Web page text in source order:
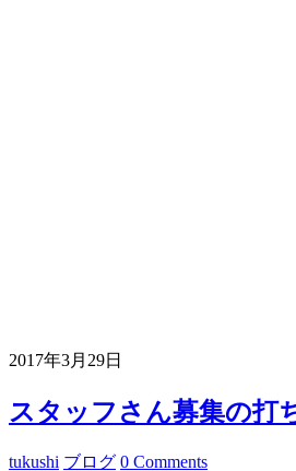
2017年3月29日
スタッフさん募集の打
tukushi ブログ 0 Comments